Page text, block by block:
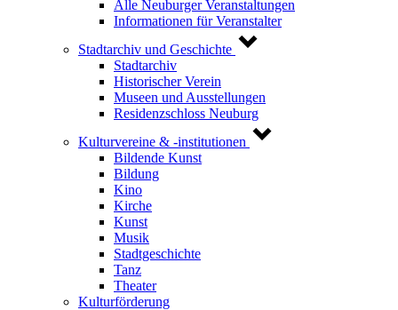
Alle Neuburger Veranstaltungen
Informationen für Veranstalter
Stadtarchiv und Geschichte
Stadtarchiv
Historischer Verein
Museen und Ausstellungen
Residenzschloss Neuburg
Kulturvereine & -institutionen
Bildende Kunst
Bildung
Kino
Kirche
Kunst
Musik
Stadtgeschichte
Tanz
Theater
Kulturförderung